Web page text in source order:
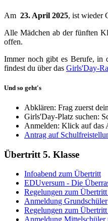
Am 23. April 2025, ist wieder
Alle Mädchen ab der fünften
offen.
Immer noch gibt es Berufe, in
findest du über das Girls'Day-
Und so geht's
Abklären: Frag zuerst
Girls'Day-Platz suchen:
Anmelden: Klick auf das
Antrag auf
Übertritt 5. Klasse
Infoabend zum Übertritt
EDUversum - Die
Regelungen zum
Anmeldung Grundschüler
Regelungen zum